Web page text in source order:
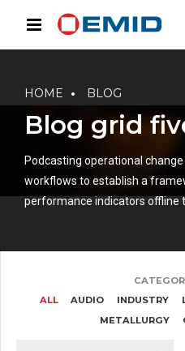
HOME BLOG
Blog grid
Podcasting operational
workflows to establish a
performance indicators offline
ALL
AUDIO INDUSTRY
METALLURGY